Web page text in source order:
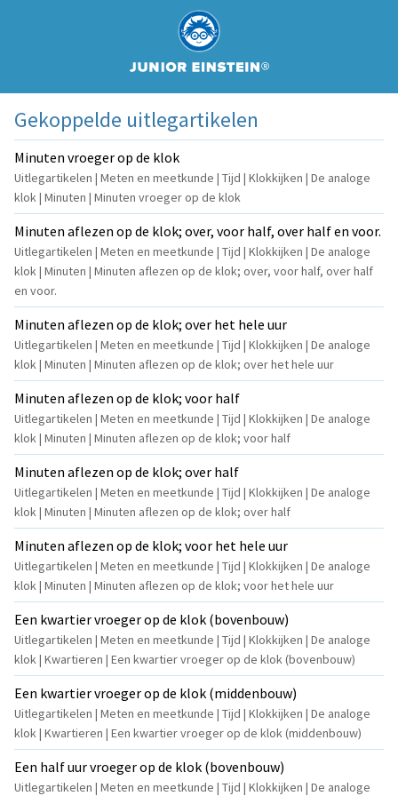
Gekoppelde uitlegartikelen
Minuten vroeger op de klok
Uitlegartikelen | Meten en meetkunde | Tijd | Klokkijken | De analoge
klok | Minuten | Minuten vroeger op de klok
Minuten aflezen op de klok; over, voor half, over half en voor.
Uitlegartikelen | Meten en meetkunde | Tijd | Klokkijken | De analoge
klok | Minuten | Minuten aflezen op de klok; over, voor half, over half
en voor.
Minuten aflezen op de klok; over het hele uur
Uitlegartikelen | Meten en meetkunde | Tijd | Klokkijken | De analoge
klok | Minuten | Minuten aflezen op de klok; over het hele uur
Minuten aflezen op de klok; voor half
Uitlegartikelen | Meten en meetkunde | Tijd | Klokkijken | De analoge
klok | Minuten | Minuten aflezen op de klok; voor half
Minuten aflezen op de klok; over half
Uitlegartikelen | Meten en meetkunde | Tijd | Klokkijken | De analoge
klok | Minuten | Minuten aflezen op de klok; over half
Minuten aflezen op de klok; voor het hele uur
Uitlegartikelen | Meten en meetkunde | Tijd | Klokkijken | De analoge
klok | Minuten | Minuten aflezen op de klok; voor het hele uur
Een kwartier vroeger op de klok (bovenbouw)
Uitlegartikelen | Meten en meetkunde | Tijd | Klokkijken | De analoge
klok | Kwartieren | Een kwartier vroeger op de klok (bovenbouw)
Een kwartier vroeger op de klok (middenbouw)
Uitlegartikelen | Meten en meetkunde | Tijd | Klokkijken | De analoge
klok | Kwartieren | Een kwartier vroeger op de klok (middenbouw)
Een half uur vroeger op de klok (bovenbouw)
Uitlegartikelen | Meten en meetkunde | Tijd | Klokkijken | De analoge